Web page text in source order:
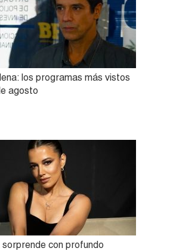
los programas más vistos
agosto
sorprende con profundo